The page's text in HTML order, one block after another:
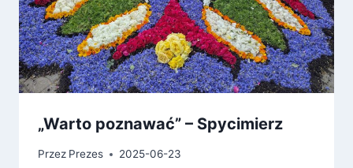
„Warto poznawać” – Spycimierz
Przez Prezes 2025-06-23